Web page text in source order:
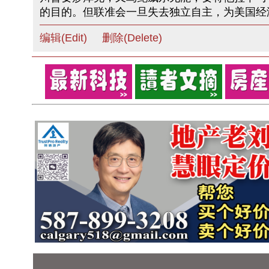
的目的。但联准会一旦失去独立自主，为美国
编辑(Edit) 删除(Delete)